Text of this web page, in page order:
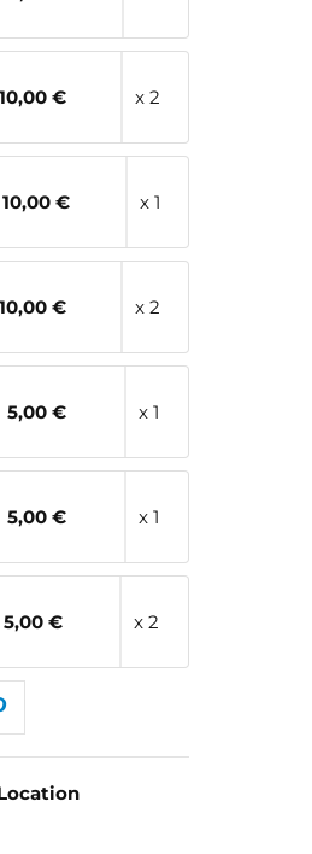
10,00 € x 2
10,00 € x 1
10,00 € x 2
5,00 € x 1
5,00 € x 1
5,00 € x 2